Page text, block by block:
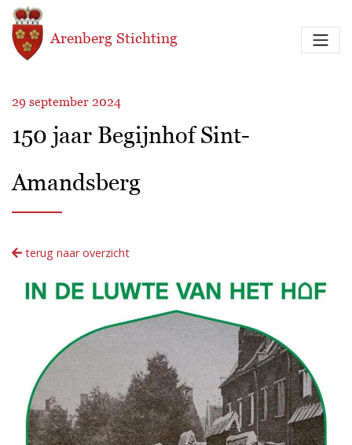
Overslaan en naar de inhoud gaan
Arenberg Stichting
29 september 2024
150 jaar Begijnhof Sint-
Amandsberg
terug naar overzicht